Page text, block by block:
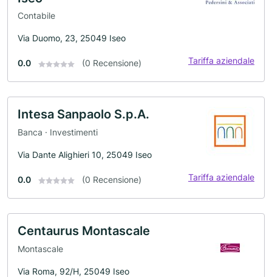
Contabile
Via Duomo, 23, 25049 Iseo
0.0 (0 Recensione) Tariffa aziendale
Intesa Sanpaolo S.p.A.
Banca · Investimenti
Via Dante Alighieri 10, 25049 Iseo
0.0 (0 Recensione) Tariffa aziendale
Centaurus Montascale
Montascale
Via Roma, 92/H, 25049 Iseo